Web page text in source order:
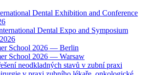
Dental Exhibition and Conference
Dental Expo and Symposium
School 2026 — Berlin
School 2026 — Warsaw
neodkladných stavů v zubní praxi